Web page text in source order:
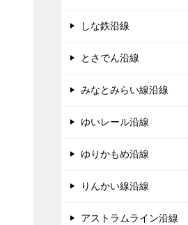
しな鉄沿線
とさでん沿線
みなとみらい線沿線
ゆいレール沿線
ゆりかもめ沿線
りんかい線沿線
アストラムライン沿線